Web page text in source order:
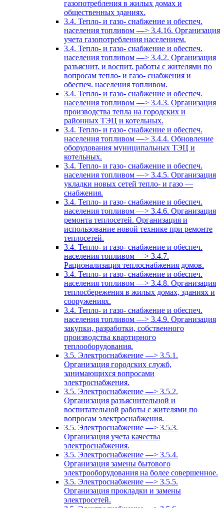
газопотребления в жилых домах и
общественных зданиях.
3.4. Тепло- и газо- снабжение и обеспеч.
населения топливом —> 3.4.16. Организация
учета газопотребления населением.
3.4. Тепло- и газо- снабжение и обеспеч.
населения топливом —> 3.4.2. Организация
разъяснит. и воспит. работы с жителями по
вопросам тепло- и газо- снабжения и
обеспеч. населения топливом.
3.4. Тепло- и газо- снабжение и обеспеч.
населения топливом —> 3.4.3. Организация
производства тепла на городских и
районных ТЭЦ и котельных.
3.4. Тепло- и газо- снабжение и обеспеч.
населения топливом —> 3.4.4. Обновление
оборудования муниципальных ТЭЦ и
котельных.
3.4. Тепло- и газо- снабжение и обеспеч.
населения топливом —> 3.4.5. Организация
укладки новых сетей тепло- и газо —
снабжения.
3.4. Тепло- и газо- снабжение и обеспеч.
населения топливом —> 3.4.6. Организация
ремонта теплосетей. Организация и
использование новой технике при ремонте
теплосетей.
3.4. Тепло- и газо- снабжение и обеспеч.
населения топливом —> 3.4.7.
Рационализация теплоснабжения домов.
3.4. Тепло- и газо- снабжение и обеспеч.
населения топливом —> 3.4.8. Организация
теплосбережения в жилых домах, зданиях и
сооружениях.
3.4. Тепло- и газо- снабжение и обеспеч.
населения топливом —> 3.4.9. Организация
закупки, разработки, собственного
производства квартирного
теплооборудования.
3.5. Электроснабжение —> 3.5.1.
Организация городских служб,
занимающихся вопросами
электроснабжения.
3.5. Электроснабжение —> 3.5.2.
Организация разъяснительной и
воспитательной работы с жителями по
вопросам электроснабжения.
3.5. Электроснабжение —> 3.5.3.
Организация учета качества
электроснабжения.
3.5. Электроснабжение —> 3.5.4.
Организация замены бытового
электрооборудования на более совершенное.
3.5. Электроснабжение —> 3.5.5.
Организация прокладки и замены
электросетей.